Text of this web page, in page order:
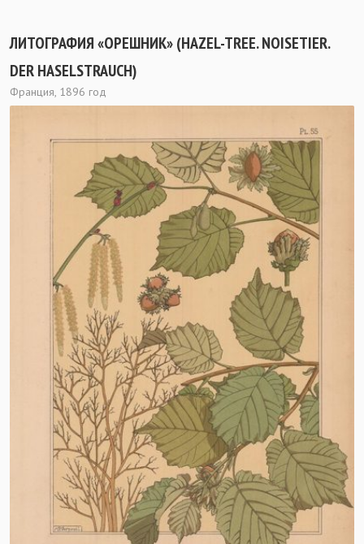
ЛИТОГРАФИЯ «ОРЕШНИК» (HAZEL-TREE. NOISETIER.
DER HASELSTRAUCH)
Франция, 1896 год